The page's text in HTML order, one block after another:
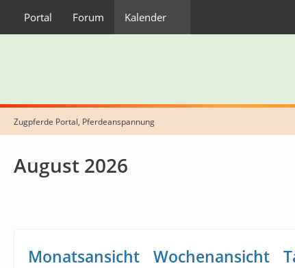
Portal Forum Kalender
Zugpferde Portal, Pferdeanspannung
August 2026
Monatsansicht Wochenansicht